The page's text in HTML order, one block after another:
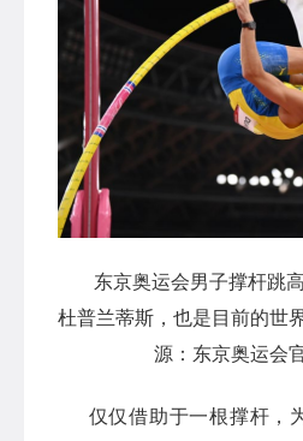
东京奥运会男子撑杆跳高
杜普兰蒂斯，也是目前的世
源：东京奥运会
仅仅借助于一根撑杆，为